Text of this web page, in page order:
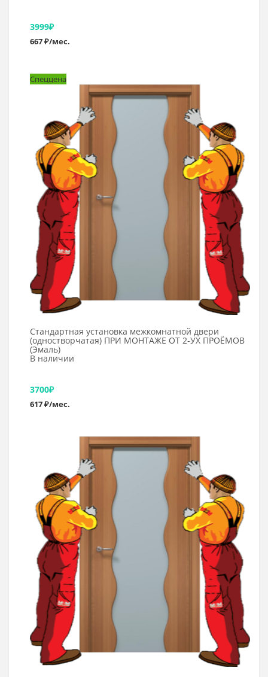
3999₽
667 ₽/мес.
Спеццена
Стандартная установка межкомнатной двери
(одностворчатая) ПРИ МОНТАЖЕ ОТ 2-УХ ПРОЁМОВ
(Эмаль)
В наличии
3700₽
617 ₽/мес.
В корзину
В корзину